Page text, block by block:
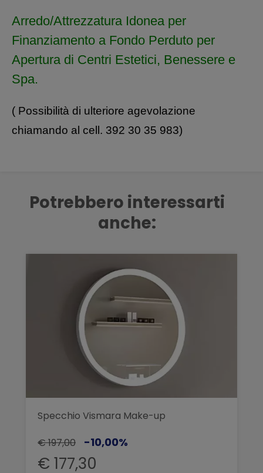
Arredo/Attrezzatura Idonea per
Finanziamento a Fondo Perduto per
Apertura di Centri Estetici, Benessere e
Spa.
( Possibilità di ulteriore agevolazione
chiamando al cell. 392 30 35 983)
Potrebbero interessarti
anche:
Specchio Vismara Make-up
€ 197,00
-10,00%
€ 177,30